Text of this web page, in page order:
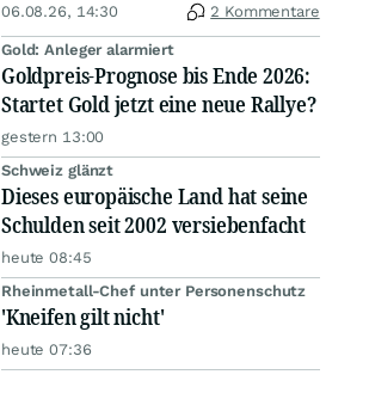
06.08.26, 14:30 2 Kommentare
Gold: Anleger alarmiert
Goldpreis-Prognose bis Ende 2026:
Startet Gold jetzt eine neue Rallye?
gestern 13:00
Schweiz glänzt
Dieses europäische Land hat seine
Schulden seit 2002 versiebenfacht
heute 08:45
Rheinmetall-Chef unter Personenschutz
'Kneifen gilt nicht'
heute 07:36